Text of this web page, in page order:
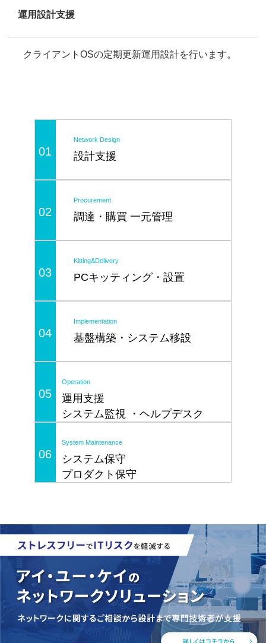
運用設計支援
クライアントOSの定期更新運用設計を行います。
01
Network Design
設計支援
02
Procurement
調達・購買 一元管理
03
Kitting&Delivery
PCキッティング・設置
04
Implementation
基盤構築・システム移設
05
Operation
運用支援
システム監視 ・ヘルプデスク
06
System Maintenance
システム保守
プロダクト保守